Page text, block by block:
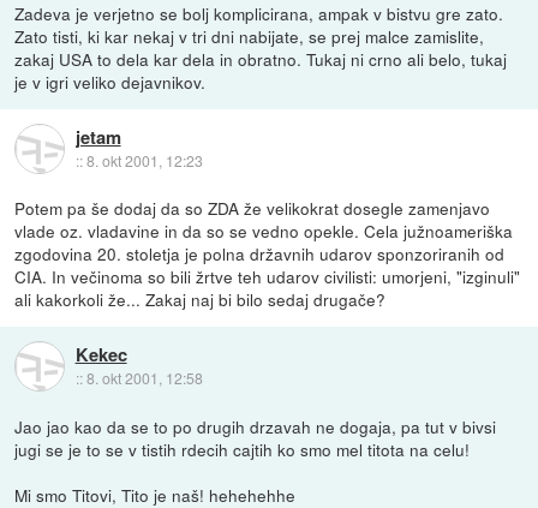
Zadeva je verjetno se bolj komplicirana, ampak v bistvu gre zato.
Zato tisti, ki kar nekaj v tri dni nabijate, se prej malce zamislite,
zakaj USA to dela kar dela in obratno. Tukaj ni crno ali belo, tukaj
je v igri veliko dejavnikov.
jetam
::8. okt 2001, 12:23
Potem pa še dodaj da so ZDA že velikokrat dosegle zamenjavo
vlade oz. vladavine in da so se vedno opekle. Cela južnoameriška
zgodovina 20. stoletja je polna državnih udarov sponzoriranih od
CIA. In večinoma so bili žrtve teh udarov civilisti: umorjeni, "izginuli"
ali kakorkoli že... Zakaj naj bi bilo sedaj drugače?
Kekec
::8. okt 2001, 12:58
Jao jao kao da se to po drugih drzavah ne dogaja, pa tut v bivsi
jugi se je to se v tistih rdecih cajtih ko smo mel titota na celu!
Mi smo Titovi, Tito je naš! hehehehhe